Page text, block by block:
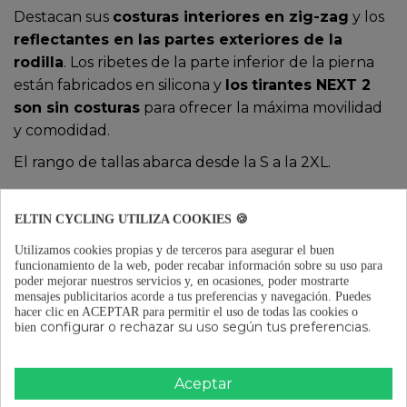
Destacan sus costuras interiores en zig-zag y los
reflectantes en las partes exteriores de la
rodilla. Los ribetes de la parte inferior de la pierna
están fabricados en silicona y los tirantes NEXT 2
son sin costuras para ofrecer la máxima movilidad
y comodidad.
El rango de tallas abarca desde la S a la 2XL.
COMPLEMENTOS: MANGUITOS,
PERNERAS, BRAGA DE CUELLO
Y SOTOCASCOS
rangos de temperaturay poder añadirlos o
quitarlos a tu equipación según el clima y las
ELTIN CYCLING UTILIZA COOKIES 🍪
Utilizamos cookies propias y de terceros para asegurar el buen
funcionamiento de la web, poder recabar información sobre su uso para
poder mejorar nuestros servicios y, en ocasiones, poder mostrarte
mensajes publicitarios acorde a tus preferencias y navegación. Puedes
hacer clic en ACEPTAR para permitir el uso de todas las cookies o
bien configurar o rechazar su uso según tus preferencias.
Aceptar